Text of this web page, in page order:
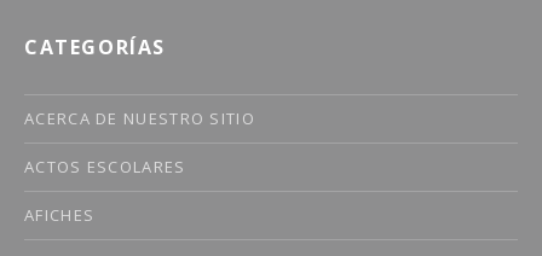
CATEGORÍAS
ACERCA DE NUESTRO SITIO
ACTOS ESCOLARES
AFICHES